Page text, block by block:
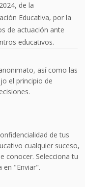
de la
Educativa, por la
de actuación ante
educativos.
así como las
el principio de
de tus
cualquier suceso,
conocer. Selecciona tu
en "Enviar".